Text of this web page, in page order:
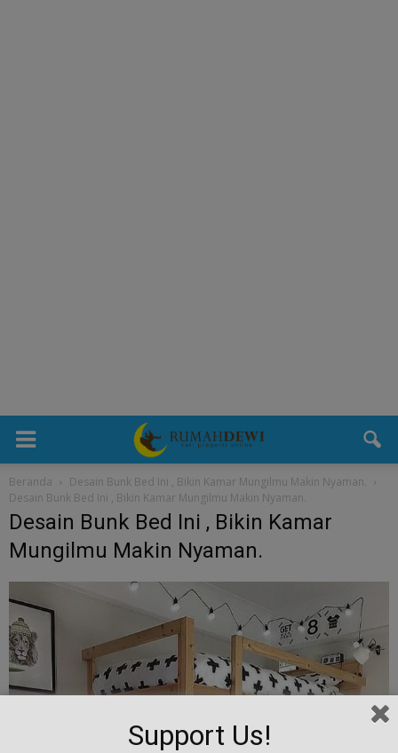
Beranda
Desain Bunk Bed Ini , Bikin Kamar Mungilmu Makin Nyaman.
Desain Bunk Bed Ini , Bikin Kamar Mungilmu Makin Nyaman.
Desain Bunk Bed Ini , Bikin Kamar
Mungilmu Makin Nyaman.
Support Us!